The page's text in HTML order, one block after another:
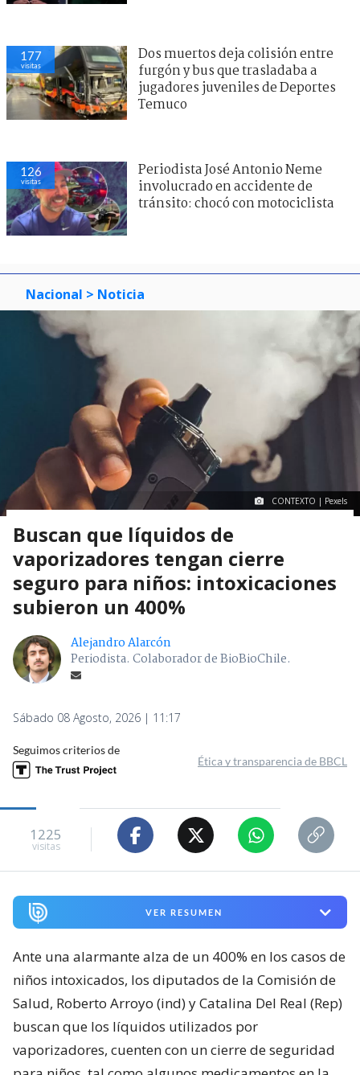
177
visitas
Dos muertos deja colisión entre
furgón y bus que trasladaba a
jugadores juveniles de Deportes
Temuco
126
visitas
Periodista José Antonio Neme
involucrado en accidente de
tránsito: chocó con motociclista
Nacional > Noticia
CONTEXTO | Pexels
Buscan que líquidos de
vaporizadores tengan cierre
seguro para niños: intoxicaciones
subieron un 400%
Alejandro Alarcón
Periodista. Colaborador de BioBioChile.
Sábado 08 Agosto, 2026 | 11:17
Seguimos criterios de
Ética y transparencia de BBCL
1225
visitas
VER RESUMEN
Ante una alarmante alza de un 400% en los casos de
niños intoxicados, los diputados de la Comisión de
Salud, Roberto Arroyo (ind) y Catalina Del Real (Rep)
buscan que los líquidos utilizados por
vaporizadores, cuenten con un cierre de seguridad